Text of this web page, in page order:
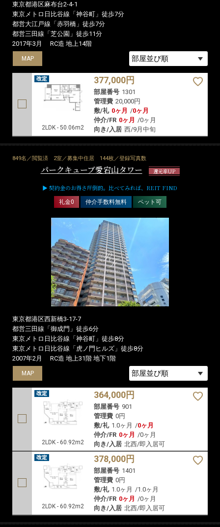
東京都港区麻布台2-4-1
東京メトロ日比谷線「神谷町」徒歩7分
都営大江戸線「赤羽橋」徒歩7分
都営三田線「芝公園」徒歩11分
2017年3月
RC造 地上14階
MAP
2LDK - 50.06m2
377,000円
部屋番号 1301
管理費 20,000円
敷/礼 0ヶ月 /0ヶ月
仲介/FR 0ヶ月 /0ヶ月
向き/入居 西/9月中旬
849名／閲覧済 2室／募集中住居 144枚／登録写真数
パークキューブ愛宕山タワー 還元率UP
▶ 契約金のお得さ圧倒的。比べてみれば、REIT FIND
礼金0 仲介手数料無料 ペット可
東京都港区西新橋3-17-7
都営三田線「御成門」徒歩6分
東京メトロ日比谷線「神谷町」徒歩8分
東京メトロ日比谷線「虎ノ門ヒルズ」徒歩8分
2007年2月
RC造 地上31階 地下1階
MAP
2LDK - 60.92m2
364,000円
部屋番号 901
管理費 0円
敷/礼 1.0ヶ月 /0ヶ月
仲介/FR 0ヶ月 /0ヶ月
向き/入居 北西/即入居可
MAP
2LDK - 60.92m2
378,000円
部屋番号 1401
管理費 0円
敷/礼 1.0ヶ月 /1.0ヶ月
仲介/FR 0ヶ月 /0ヶ月
向き/入居 北西/即入居可